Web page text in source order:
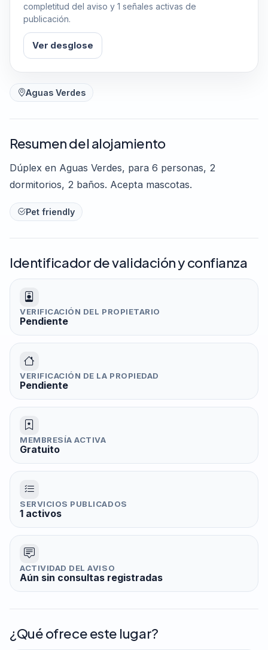
completitud del aviso y 1 señales activas de
publicación.
Ver desglose
Aguas Verdes
Resumen del alojamiento
Dúplex en Aguas Verdes, para 6 personas, 2
dormitorios, 2 baños. Acepta mascotas.
Pet friendly
Identificador de validación y confianza
VERIFICACIÓN DEL PROPIETARIO
Pendiente
VERIFICACIÓN DE LA PROPIEDAD
Pendiente
MEMBRESÍA ACTIVA
Gratuito
SERVICIOS PUBLICADOS
1 activos
ACTIVIDAD DEL AVISO
Aún sin consultas registradas
¿Qué ofrece este lugar?